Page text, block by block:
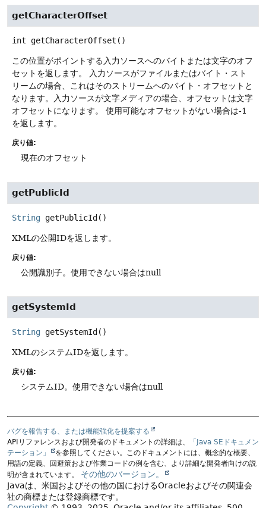
getCharacterOffset
int getCharacterOffset ()
この位置がポイントする入力ソースへのバイトまたは文字のオフ
セットを返します。
入力ソースがファイルまたはバイト・スト
リームの場合、これはそのストリームへのバイト・オフセットと
なります。入力ソースが文字メディアの場合、オフセットは文字
オフセットになります。
使用可能なオフセットがない場合は-1
を返します。
戻り値:
現在のオフセット
getPublicId
String getPublicId()
XMLの公開IDを返します。
戻り値:
公開識別子。使用できない場合はnull
getSystemId
String getSystemId ()
XMLのシステムIDを返します。
戻り値:
システムID。使用できない場合はnull
バグを報告する、または機能強化を提案する
APIリファレンスおよび開発者のドキュメントの詳細は、
「Java SEドキュメン
テーション」
を参照してください。このドキュメントには、概念的な概要、
用語の定義、回避策および作業コードの例を含む、より詳細な開発者向けの説
明が含まれています。
その他のバージョン。
Javaは、米国およびその他の国におけるOracleおよびその関連会
社の商標または登録商標です。